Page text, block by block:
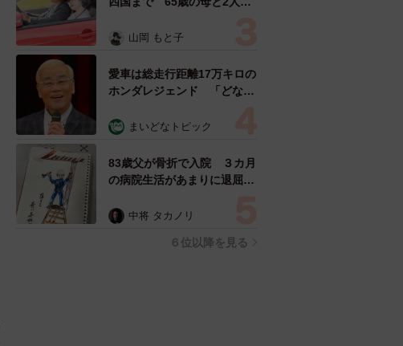
憩まで分刻み… 「大学生で
山岡 もと子
愛車は総走行距離17万キロの
ホンダレジェンド 「どなた
所漫才師が譲渡の意向
まいどなトピック
83歳父が骨折で入院 ３カ月
の病院生活があまりに退屈で
い！」→スケッチブックを見
中将 タカノリ
６位以降を見る